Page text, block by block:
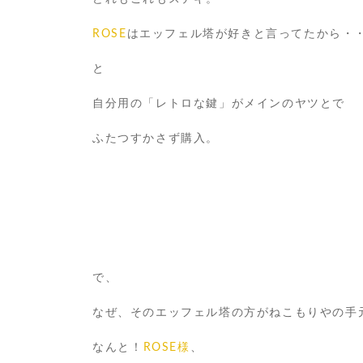
ROSE はエッフェル塔が好きと言ってたから・
と
自分用の「レトロな鍵」がメインのヤツとで
ふたつすかさず購入。
で、
なぜ、そのエッフェル塔の方がねこもりやの手
なんと！ ROSE様 、